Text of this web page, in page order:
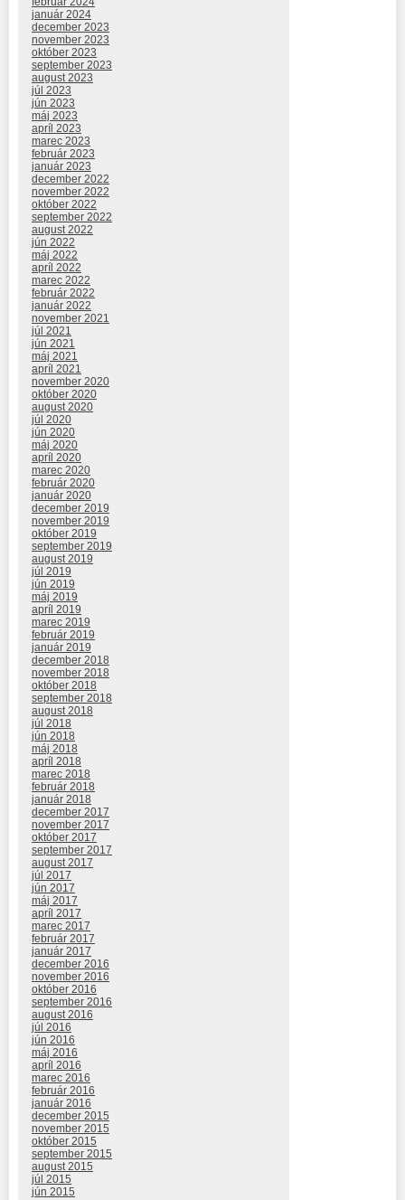
január 2024
december 2023
november 2023
október 2023
september 2023
august 2023
júl 2023
jún 2023
máj 2023
apríl 2023
marec 2023
február 2023
január 2023
december 2022
november 2022
október 2022
september 2022
august 2022
jún 2022
máj 2022
apríl 2022
marec 2022
február 2022
január 2022
november 2021
júl 2021
jún 2021
máj 2021
apríl 2021
november 2020
október 2020
august 2020
júl 2020
jún 2020
máj 2020
apríl 2020
marec 2020
február 2020
január 2020
december 2019
november 2019
október 2019
september 2019
august 2019
júl 2019
jún 2019
máj 2019
apríl 2019
marec 2019
február 2019
január 2019
december 2018
november 2018
október 2018
september 2018
august 2018
júl 2018
jún 2018
máj 2018
apríl 2018
marec 2018
február 2018
január 2018
december 2017
november 2017
október 2017
september 2017
august 2017
júl 2017
jún 2017
máj 2017
apríl 2017
marec 2017
február 2017
január 2017
december 2016
november 2016
október 2016
september 2016
august 2016
júl 2016
jún 2016
máj 2016
apríl 2016
marec 2016
február 2016
január 2016
december 2015
november 2015
október 2015
september 2015
august 2015
júl 2015
jún 2015